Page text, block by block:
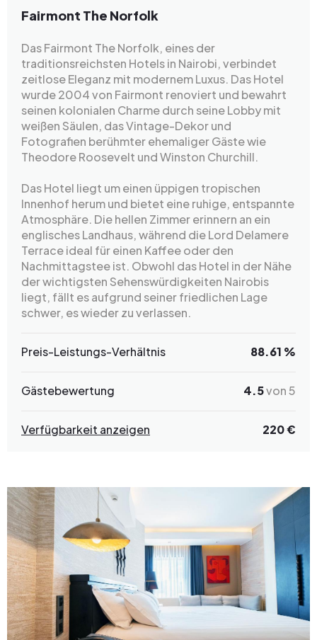
Fairmont The Norfolk
Das Fairmont The Norfolk, eines der
traditionsreichsten Hotels in Nairobi, verbindet
zeitlose Eleganz mit modernem Luxus. Das Hotel
wurde 2004 von Fairmont renoviert und bewahrt
seinen kolonialen Charme durch seine Lobby mit
weißen Säulen, das Vintage-Dekor und
Fotografien berühmter ehemaliger Gäste wie
Theodore Roosevelt und Winston Churchill.
Das Hotel liegt um einen üppigen tropischen
Innenhof herum und bietet eine ruhige, entspannte
Atmosphäre. Die hellen Zimmer erinnern an ein
englisches Landhaus, während die Lord Delamere
Terrace ideal für einen Kaffee oder den
Nachmittagstee ist. Obwohl das Hotel in der Nähe
der wichtigsten Sehenswürdigkeiten Nairobis
liegt, fällt es aufgrund seiner friedlichen Lage
schwer, es wieder zu verlassen.
Preis-Leistungs-Verhältnis 88.61 %
Gästebewertung 4.5von 5
Verfügbarkeit anzeigen 220 €